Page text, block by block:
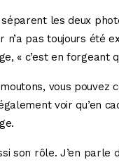
les deux
n’a pas toujours été
« c’est en forgeant
vous
voir qu’en
son rôle. J’en